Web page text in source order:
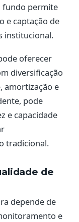
fundo permite
e captação de
institucional.
oferecer
diversificação
amortização e
pode
e capacidade
tradicional.
de
depende de
e